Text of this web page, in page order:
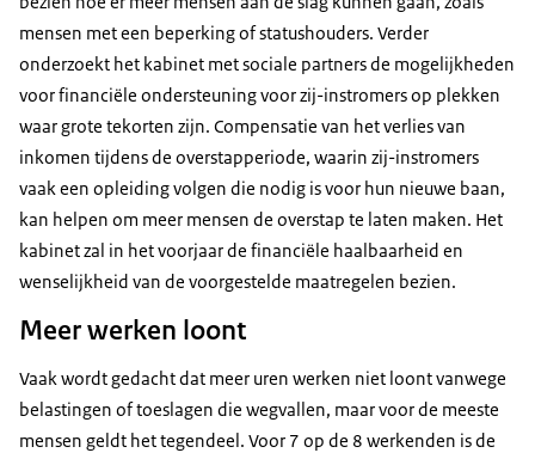
mensen met een beperking of statushouders. Verder
onderzoekt het kabinet met sociale partners de mogelijkheden
voor financiële ondersteuning voor zij-instromers op plekken
waar grote tekorten zijn. Compensatie van het verlies van
inkomen tijdens de overstapperiode, waarin zij-instromers
vaak een opleiding volgen die nodig is voor hun nieuwe baan,
kan helpen om meer mensen de overstap te laten maken. Het
kabinet zal in het voorjaar de financiële haalbaarheid en
wenselijkheid van de voorgestelde maatregelen bezien.
Meer werken loont
Vaak wordt gedacht dat meer uren werken niet loont vanwege
belastingen of toeslagen die wegvallen, maar voor de meeste
mensen geldt het tegendeel. Voor 7 op de 8 werkenden is de